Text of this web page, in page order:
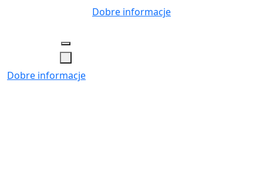
Dobre informacje
Dobre informacje